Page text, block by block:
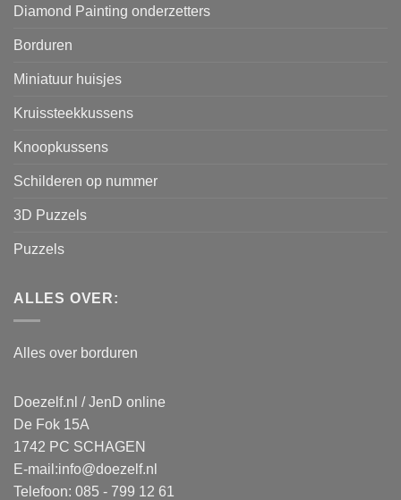
Diamond Painting onderzetters
Borduren
Miniatuur huisjes
Kruissteekkussens
Knoopkussens
Schilderen op nummer
3D Puzzels
Puzzels
ALLES OVER:
Alles over borduren
Doezelf.nl / JenD online
De Fok 15A
1742 PC SCHAGEN
E-mail:info@doezelf.nl
Telefoon: 085 - 799 12 61